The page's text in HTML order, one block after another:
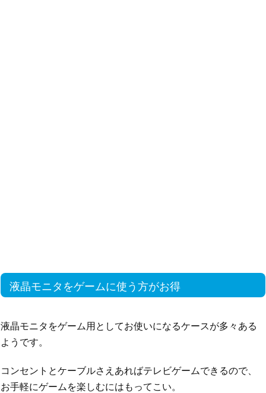
液晶モニタをゲームに使う方がお得
液晶モニタをゲーム用としてお使いになるケースが多々ある
ようです。
コンセントとケーブルさえあればテレビゲームできるので、
お手軽にゲームを楽しむにはもってこい。